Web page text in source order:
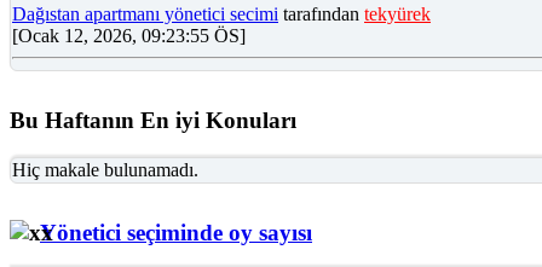
Dağıstan apartmanı yönetici secimi tarafından tekyürek
[Ocak 12, 2026, 09:23:55 ÖS]
Bu Haftanın En iyi Konuları
Hiç makale bulunamadı.
Yönetici seçiminde oy sayısı